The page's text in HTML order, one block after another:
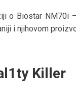
o Biostar NM70i
i njihovom
Killer